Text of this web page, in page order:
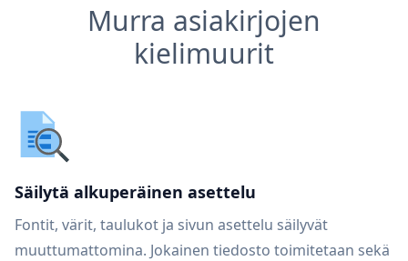
Murra asiakirjojen
kielimuurit
Säilytä alkuperäinen asettelu
Fontit, värit, taulukot ja sivun asettelu säilyvät
muuttumattomina. Jokainen tiedosto toimitetaan sekä